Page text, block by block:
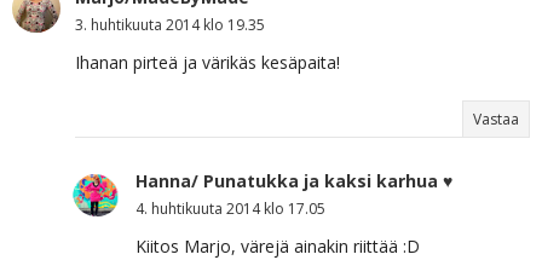
3. huhtikuuta 2014 klo 19.35
Ihanan pirteä ja värikäs kesäpaita!
Vastaa
Hanna/ Punatukka ja kaksi karhua ♥
4. huhtikuuta 2014 klo 17.05
Kiitos Marjo, värejä ainakin riittää :D